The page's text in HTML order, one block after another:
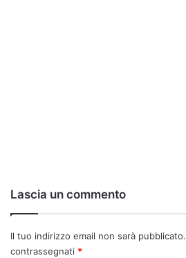
Lascia un commento
Il tuo indirizzo email non sarà pubblicato.
contrassegnati *